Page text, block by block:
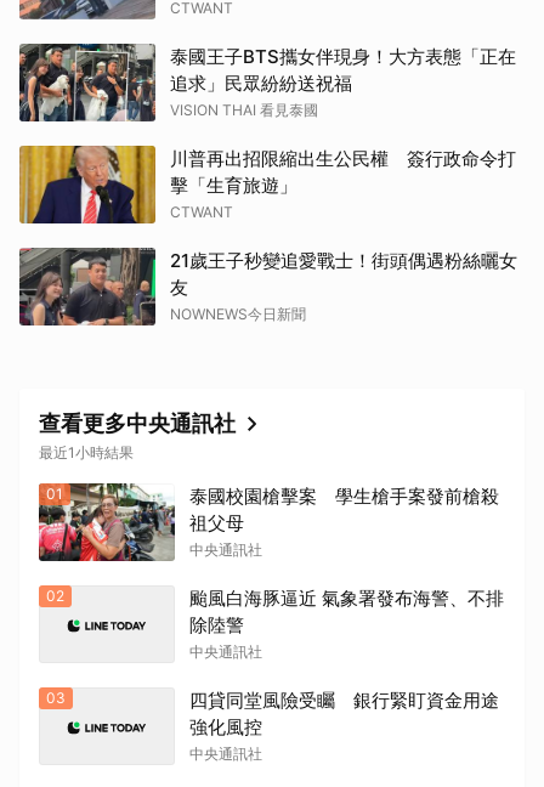
CTWANT
泰國王子BTS攜女伴現身！大方表態「正在
追求」民眾紛紛送祝福
VISION THAI 看見泰國
川普再出招限縮出生公民權 簽行政命令打
擊「生育旅遊」
CTWANT
21歲王子秒變追愛戰士！街頭偶遇粉絲曬女
友
NOWNEWS今日新聞
查看更多中央通訊社
最近1小時結果
01
泰國校園槍擊案 學生槍手案發前槍殺
祖父母
中央通訊社
02
颱風白海豚逼近 氣象署發布海警、不排
除陸警
中央通訊社
03
四貸同堂風險受矚 銀行緊盯資金用途
強化風控
中央通訊社
取消